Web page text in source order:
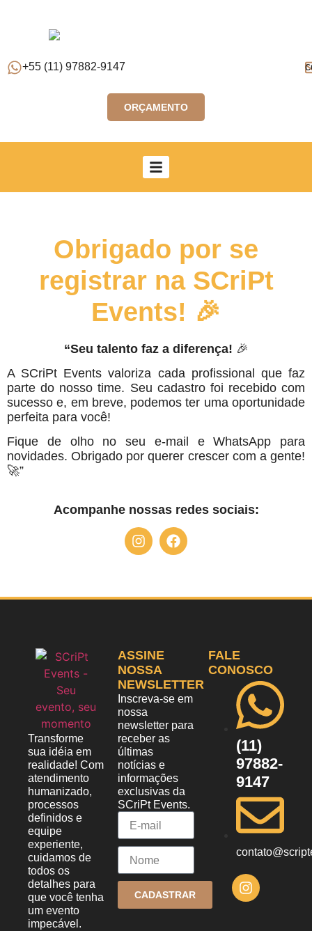
+55 (11) 97882-9147
ORÇAMENTO
Obrigado por se
registrar na SCriPt
Events! 🎉
“Seu talento faz a diferença! 🎉
A SCriPt Events valoriza cada profissional que faz
parte do nosso time. Seu cadastro foi recebido com
sucesso e, em breve, podemos ter uma oportunidade
perfeita para você!
Fique de olho no seu e-mail e WhatsApp para
novidades. Obrigado por querer crescer com a gente!
🚀”
Acompanhe nossas redes sociais:
Transforme
sua idéia em
realidade! Com
atendimento
humanizado,
processos
definidos e
equipe
experiente,
cuidamos de
todos os
detalhes para
que você tenha
um evento
impecável.
ASSINE
NOSSA
NEWSLETTER
Inscreva-se em
nossa
newsletter para
receber as
últimas
notícias e
informações
exclusivas da
SCriPt Events.
CADASTRAR
FALE
CONOSCO
(11)
97882-
9147